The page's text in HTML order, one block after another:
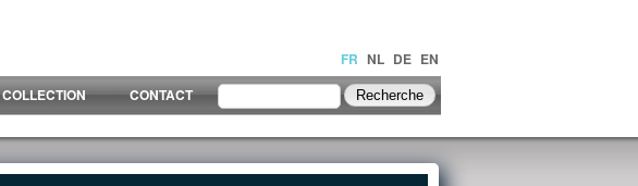
FR NL DE EN
COLLECTION CONTACT